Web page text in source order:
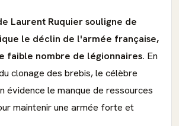
Laurent Ruquier souligne de
le déclin de l'armée française,
faible nombre de légionnaires. En
clonage des brebis, le célèbre
évidence le manque de ressources
maintenir une armée forte et